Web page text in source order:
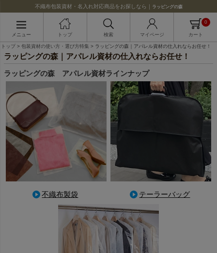
不織布包装資材・名入れ対応商品をお探しなら｜ ラッピングの森
メニュー トップ 検索 マイページ カート
0
トップ 包装資材の使い方・選び方特集 ラッピングの森｜アパレル資材の仕入れならお任せ！
ラッピングの森｜アパレル資材の仕入れならお任せ！
ラッピングの森 アパレル資材ラインナップ
不織布製袋 テーラーバッグ